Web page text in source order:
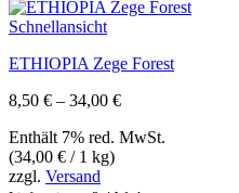
Schnellansicht
ETHIOPIA Zege Forest
8,50 € – 34,00 €Preisspanne:
bis
Enthält 7% red. MwSt.
(34,00 € / 1 kg)
zzgl. Versand